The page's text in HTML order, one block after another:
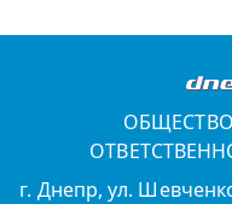
г. Днепр, ул.